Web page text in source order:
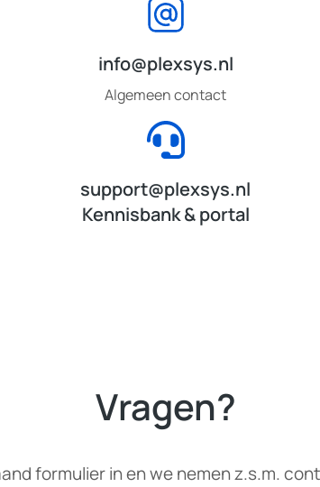
info@plexsys.nl
Algemeen contact
support@plexsys.nl
Kennisbank & portal
Vragen?
formulier in en we nemen z.s.m.